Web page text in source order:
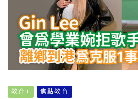
教育+ 焦點教育